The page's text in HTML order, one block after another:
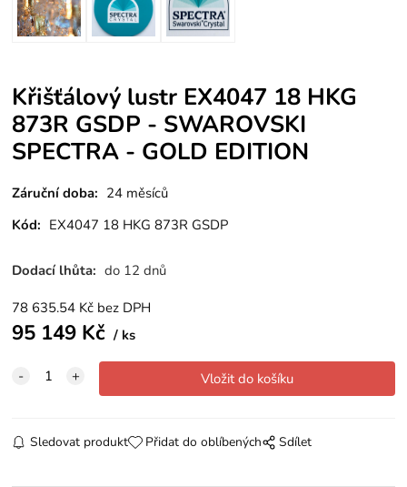
Křišťálový lustr EX4047 18 HKG
873R GSDP - SWAROVSKI
SPECTRA - GOLD EDITION
Záruční doba: 24 měsíců
Kód: EX4047 18 HKG 873R GSDP
Dodací lhůta: do 12 dnů
78 635.54 Kč bez DPH
95 149 Kč ks
Sledovat produkt Přidat do oblíbených Sdílet